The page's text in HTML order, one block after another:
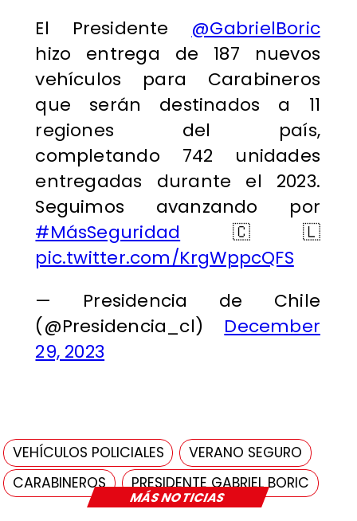
MÁS NOTICIAS
El Presidente @GabrielBoric
hizo entrega de 187 nuevos
vehículos para Carabineros
que serán destinados a 11
regiones del país,
completando 742 unidades
entregadas durante el 2023.
Seguimos avanzando por
#MásSeguridad 🇨🇱
pic.twitter.com/KrgWppcQFS
— Presidencia de Chile
(@Presidencia_cl) December
29, 2023
VEHÍCULOS POLICIALES
VERANO SEGURO
CARABINEROS
PRESIDENTE GABRIEL BORIC